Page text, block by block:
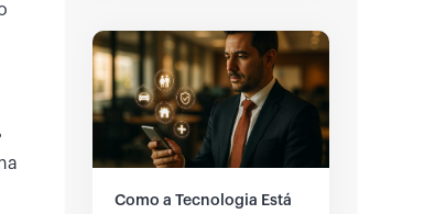
Como a Tecnologia Está